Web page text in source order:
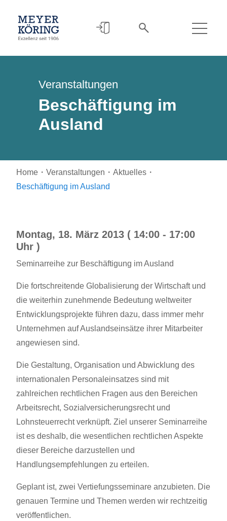
Veranstaltungen
Beschäftigung im
Ausland
Home ・ Veranstaltungen ・ Aktuelles ・
Beschäftigung im Ausland
Montag, 18. März 2013 ( 14:00 - 17:00
Uhr )
Seminarreihe zur Beschäftigung im Ausland
Die fortschreitende Globalisierung der Wirtschaft und
die weiterhin zunehmende Bedeutung weltweiter
Entwicklungsprojekte führen dazu, dass immer mehr
Unternehmen auf Auslandseinsätze ihrer Mitarbeiter
angewiesen sind.
Die Gestaltung, Organisation und Abwicklung des
internationalen Personaleinsatzes sind mit
zahlreichen rechtlichen Fragen aus den Bereichen
Arbeitsrecht, Sozialversicherungsrecht und
Lohnsteuerrecht verknüpft. Ziel unserer Seminarreihe
ist es deshalb, die wesentlichen rechtlichen Aspekte
dieser Bereiche darzustellen und
Handlungsempfehlungen zu erteilen.
Geplant ist, zwei Vertiefungsseminare anzubieten. Die
genauen Termine und Themen werden wir rechtzeitig
veröffentlichen.